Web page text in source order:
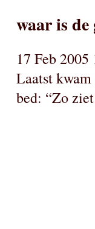
waar is de
17 Feb 2005
Laatst
bed: “Zo